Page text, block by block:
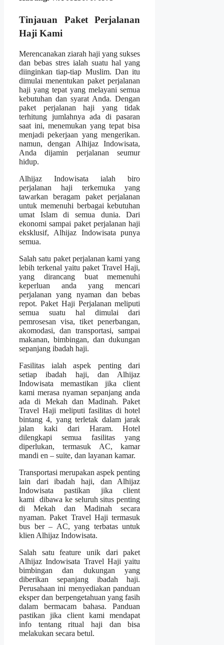
Tinjauan Paket Perjalanan
Haji Kami
Merencanakan ziarah haji yang sukses
dan bebas stres ialah suatu hal yang
diinginkan tiap-tiap Muslim. Dan itu
dimulai menentukan paket perjalanan
haji yang tepat yang melayani semua
kebutuhan dan syarat Anda. Dengan
paket perjalanan haji yang tidak
terhitung jumlahnya ada di pasaran
saat ini, menemukan yang tepat bisa
menjadi pekerjaan yang mengerikan.
namun, dengan Alhijaz Indowisata,
Anda dijamin perjalanan seumur
hidup.
Alhijaz Indowisata ialah biro
perjalanan haji terkemuka yang
tawarkan beragam paket perjalanan
untuk memenuhi berbagai kebutuhan
umat Islam di semua dunia. Dari
ekonomi sampai paket perjalanan haji
eksklusif, Alhijaz Indowisata punya
semua.
Salah satu paket perjalanan kami yang
lebih terkenal yaitu paket Travel Haji,
yang dirancang buat memenuhi
keperluan anda yang mencari
perjalanan yang nyaman dan bebas
repot. Paket Haji Perjalanan meliputi
semua suatu hal dimulai dari
pemrosesan visa, tiket penerbangan,
akomodasi, dan transportasi, sampai
makanan, bimbingan, dan dukungan
sepanjang ibadah haji.
Fasilitas ialah aspek penting dari
setiap ibadah haji, dan Alhijaz
Indowisata memastikan jika client
kami merasa nyaman sepanjang anda
ada di Mekah dan Madinah. Paket
Travel Haji meliputi fasilitas di hotel
bintang 4, yang terletak dalam jarak
jalan kaki dari Haram. Hotel
dilengkapi semua fasilitas yang
diperlukan, termasuk AC, kamar
mandi en – suite, dan layanan kamar.
Transportasi merupakan aspek penting
lain dari ibadah haji, dan Alhijaz
Indowisata pastikan jika client
kami dibawa ke seluruh situs penting
di Mekah dan Madinah secara
nyaman. Paket Travel Haji termasuk
bus ber – AC, yang terbatas untuk
klien Alhijaz Indowisata.
Salah satu feature unik dari paket
Alhijaz Indowisata Travel Haji yaitu
bimbingan dan dukungan yang
diberikan sepanjang ibadah haji.
Perusahaan ini menyediakan panduan
eksper dan berpengetahuan yang fasih
dalam bermacam bahasa. Panduan
pastikan jika client kami mendapat
info tentang ritual haji dan bisa
melakukan secara betul.